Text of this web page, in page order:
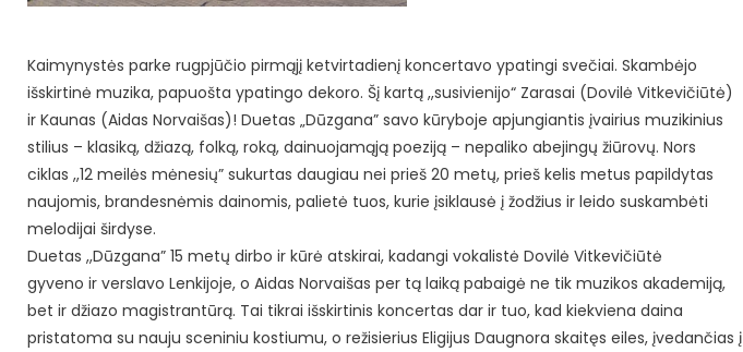
Kaimynystės parke rugpjūčio pirmąjį ketvirtadienį koncertavo ypatingi svečiai. Skambėjo
išskirtinė muzika, papuošta ypatingo dekoro. Šį kartą ,,susivienijo“ Zarasai (Dovilė Vitkevičiūtė)
ir Kaunas (Aidas Norvaišas)! Duetas „Dūzgana” savo kūryboje apjungiantis įvairius muzikinius
stilius – klasiką, džiazą, folką, roką, dainuojamąją poeziją – nepaliko abejingų žiūrovų. Nors
ciklas ,,12 meilės mėnesių” sukurtas daugiau nei prieš 20 metų, prieš kelis metus papildytas
naujomis, brandesnėmis dainomis, palietė tuos, kurie įsiklausė į žodžius ir leido suskambėti
melodijai širdyse.
Duetas ,,Dūzgana” 15 metų dirbo ir kūrė atskirai, kadangi vokalistė Dovilė Vitkevičiūtė
gyveno ir verslavo Lenkijoje, o Aidas Norvaišas per tą laiką pabaigė ne tik muzikos akademiją,
bet ir džiazo magistrantūrą. Tai tikrai išskirtinis koncertas dar ir tuo, kad kiekviena daina
pristatoma su nauju sceniniu kostiumu, o režisierius Eligijus Daugnora skaitęs eiles, įvedančias į